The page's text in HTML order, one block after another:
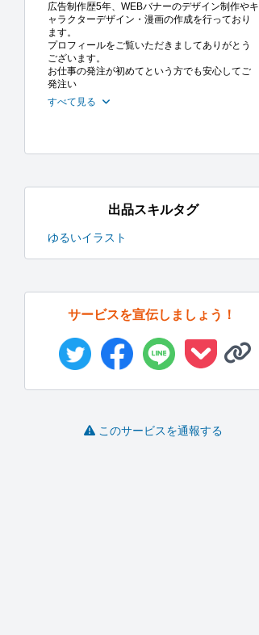
広告制作歴5年、WEBバナーのデザイン制作やキ
ャラクターデザイン・漫画の作成を行っており
ます。
プロフィールをご覧いただきましてありがとう
ございます。
お仕事の発注が初めてという方でも安心してご
発注い
すべて見る
出品スキルタグ
ゆるいイラスト
サービスを宣伝しましょう！
このサービスを通報する